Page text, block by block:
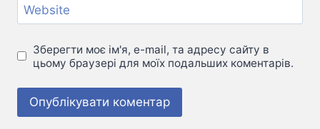
Website
Зберегти моє ім'я, e-mail, та адресу сайту в
цьому браузері для моїх подальших коментарів.